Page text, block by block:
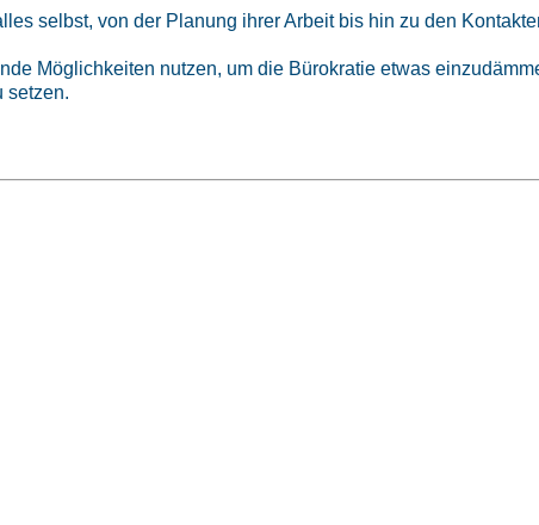
selbst, von der Planung ihrer Arbeit bis hin zu den
Möglichkeiten nutzen, um die Bürokratie etwas
setzen.